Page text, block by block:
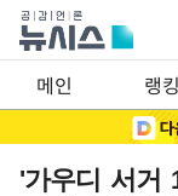
메인 랭킹
'가우디 서거